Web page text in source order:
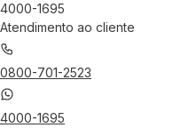
4000-1695
Atendimento ao cliente
0800-701-2523
4000-1695